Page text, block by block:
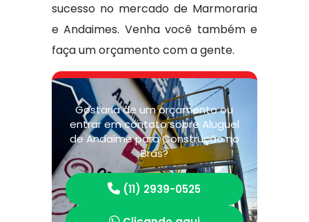
sucesso no mercado de Marmoraria
e Andaimes. Venha você também e
faça um orçamento com a gente.
Gostaria de um orçamento ou
entrar em contato sobre Aluguel
de Andaime para Construção no
Brás?
(11) 2939-0525